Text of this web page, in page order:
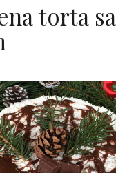
torta